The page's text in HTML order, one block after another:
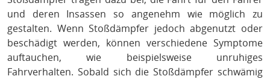
und deren Insassen so angenehm wie möglich zu
gestalten. Wenn Stoßdämpfer jedoch abgenutzt oder
beschädigt werden, können verschiedene Symptome
auftauchen, wie beispielsweise unruhiges
Fahrverhalten. Sobald sich die Stoßdämpfer schwämig